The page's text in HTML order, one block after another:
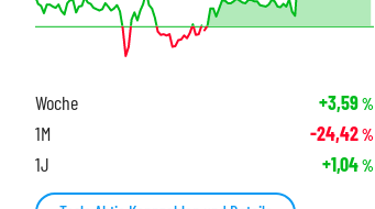
Woche +3,59%
1M -24,42%
1J +1,04%